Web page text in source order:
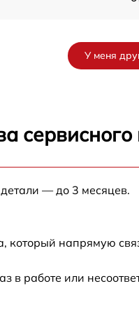
У меня
— до 3 месяцев.
который напрямую
в работе или